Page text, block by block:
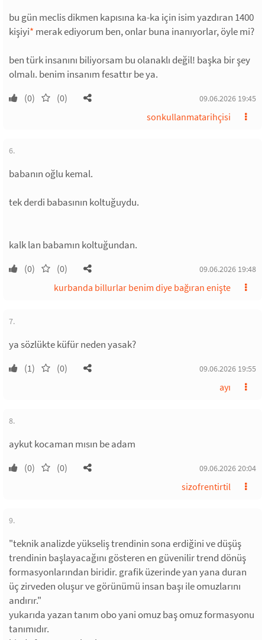
bu gün meclis dikmen kapısına ka-ka için isim yazdıran 1400
kişiyi* merak ediyorum ben, onlar buna inanıyorlar, öyle mi?
ben türk insanını biliyorsam bu olanaklı değil! başka bir şey
olmalı. benim insanım fesattır be ya.
(0) (0) 09.06.2026 19:45
sonkullanmatarihçisi
6.
babanın oğlu kemal.
tek derdi babasının koltuğuydu.
kalk lan babamın koltuğundan.
(0) (0) 09.06.2026 19:48
kurbanda billurlar benim diye bağıran enişte
7.
ya sözlükte küfür neden yasak?
(1) (0) 09.06.2026 19:55
ayı
8.
aykut kocaman mısın be adam
(0) (0) 09.06.2026 20:04
sizofrentirtil
9.
"teknik analizde yükseliş trendinin sona erdiğini ve düşüş
trendinin başlayacağını gösteren en güvenilir trend dönüş
formasyonlarından biridir. grafik üzerinde yan yana duran
üç zirveden oluşur ve görünümü insan başı ile omuzlarını
andırır."
yukarıda yazan tanım obo yani omuz baş omuz formasyonu
tanımıdır.